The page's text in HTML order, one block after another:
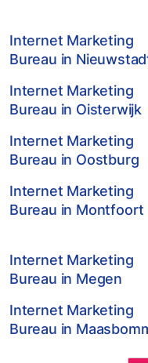
Internet Marketing
Bureau in
Internet Marketing
Bureau in Oisterwijk
Internet Marketing
Bureau in Oostburg
Internet Marketing
Bureau in Montfoort
Internet Marketing
Bureau in Megen
Internet Marketing
Bureau in